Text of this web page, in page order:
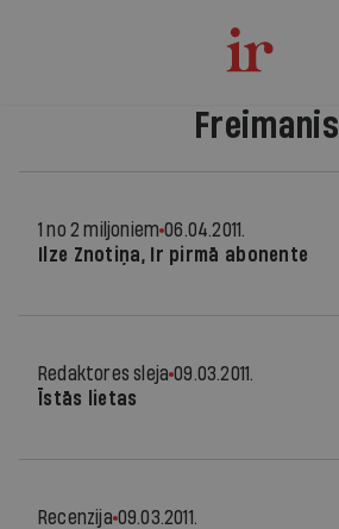
Freimanis
1 no 2 miljoniem 06.04.2011.
Ilze Znotiņa, Ir pirmā abonente
Redaktores sleja 09.03.2011.
Īstās lietas
Recenzija 09.03.2011.